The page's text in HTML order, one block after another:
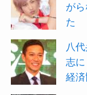
が
た
八
志
経済